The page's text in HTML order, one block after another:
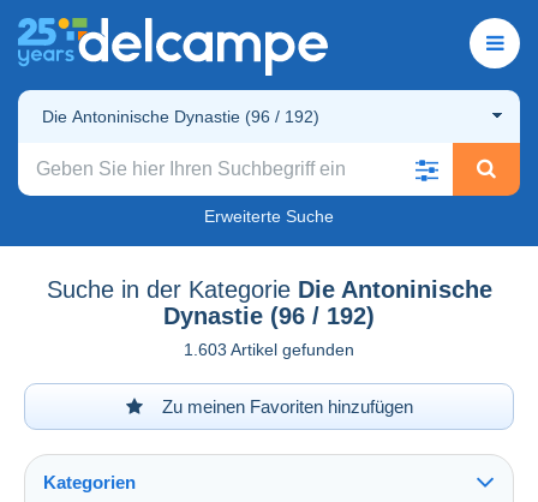
Die Antoninische Dynastie (96 / 192)
Erweiterte Suche
Suche in der Kategorie Die Antoninische
Dynastie (96 / 192)
1.603 Artikel gefunden
Zu meinen Favoriten hinzufügen
Kategorien